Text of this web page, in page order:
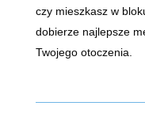
czy mieszkasz w
dobierze najlepsze
Twojego otoczenia.